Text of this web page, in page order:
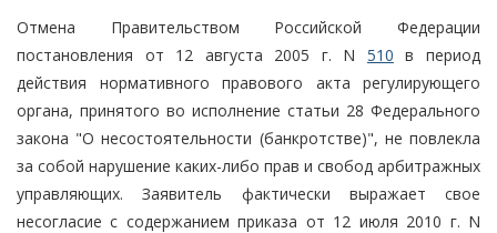
Отмена Правительством Российской Федерации
постановления от 12 августа 2005 г. N 510 в период
действия нормативного правового акта регулирующего
органа, принятого во исполнение статьи 28 Федерального
закона "О несостоятельности (банкротстве)", не повлекла
за собой нарушение каких-либо прав и свобод арбитражных
управляющих. Заявитель фактически выражает свое
несогласие с содержанием приказа от 12 июля 2010 г. N